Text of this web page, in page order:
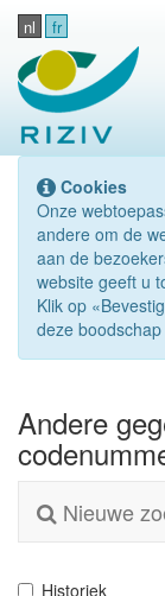
nl fr
Cookies
Onze
andere om de
aan de
website geeft u
Klik op
deze
Andere
Nieuwe
Historiek